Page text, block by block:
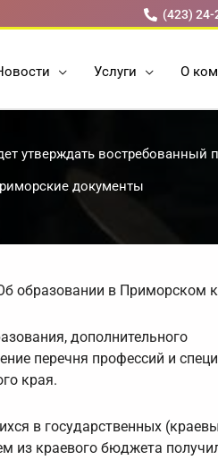
(423)
Услуги О
утверждать востребованный
документы
образовании в Приморском
дополнительного
перечня профессий и
края.
в государственных
из краевого бюджета